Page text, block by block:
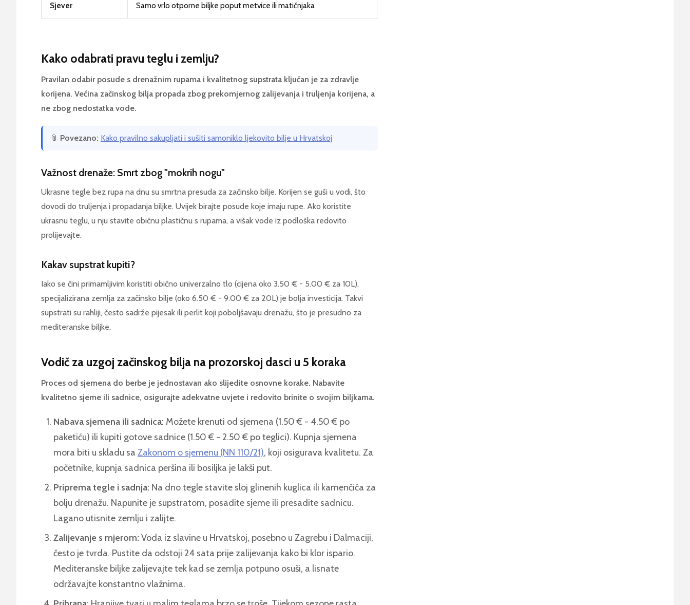
Sjever Samo vrlo otporne biljke poput metvice ili matičnjaka
Kako odabrati pravu teglu i zemlju?
Pravilan odabir posude s drenažnim rupama i kvalitetnog supstrata ključan je za zdravlje
korijena. Većina začinskog bilja propada zbog prekomjernog zalijevanja i truljenja korijena, a
ne zbog nedostatka vode.
📎 Povezano: Kako pravilno sakupljati i sušiti samoniklo ljekovito bilje u Hrvatskoj
Važnost drenaže: Smrt zbog "mokrih nogu"
Ukrasne tegle bez rupa na dnu su smrtna presuda za začinsko bilje. Korijen se guši u vodi, što
dovodi do truljenja i propadanja biljke. Uvijek birajte posude koje imaju rupe. Ako koristite
ukrasnu teglu, u nju stavite običnu plastičnu s rupama, a višak vode iz podloška redovito
prolijevajte.
Kakav supstrat kupiti?
Iako se čini primamljivim koristiti obično univerzalno tlo (cijena oko 3.50 € - 5.00 € za 10L),
specijalizirana zemlja za začinsko bilje (oko 6.50 € - 9.00 € za 20L) je bolja investicija. Takvi
supstrati su rahliji, često sadrže pijesak ili perlit koji poboljšavaju drenažu, što je presudno za
mediteranske biljke.
Vodič za uzgoj začinskog bilja na prozorskoj dasci u 5 koraka
Proces od sjemena do berbe je jednostavan ako slijedite osnovne korake. Nabavite
kvalitetno sjeme ili sadnice, osigurajte adekvatne uvjete i redovito brinite o svojim biljkama.
Nabava sjemena ili sadnica: Možete krenuti od sjemena (1.50 € - 4.50 € po
paketiću) ili kupiti gotove sadnice (1.50 € - 2.50 € po teglici). Kupnja sjemena
mora biti u skladu sa Zakonom o sjemenu (NN 110/21), koji osigurava kvalitetu. Za
početnike, kupnja sadnica peršina ili bosiljka je lakši put.
Priprema tegle i sadnja: Na dno tegle stavite sloj glinenih kuglica ili kamenčića za
bolju drenažu. Napunite je supstratom, posadite sjeme ili presadite sadnicu.
Lagano utisnite zemlju i zalijte.
Zalijevanje s mjerom: Voda iz slavine u Hrvatskoj, posebno u Zagrebu i Dalmaciji,
često je tvrda. Pustite da odstoji 24 sata prije zalijevanja kako bi klor ispario.
Mediteranske biljke zalijevajte tek kad se zemlja potpuno osuši, a lisnate
održavajte konstantno vlažnima.